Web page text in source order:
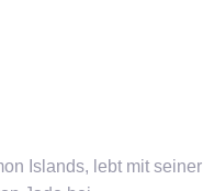
Islands, lebt mit seiner